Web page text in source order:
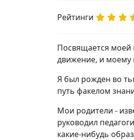
Рейтинги
Посвящается моей
движение, и моему
Я был рожден во
путь факелом
Мои родители -
руководил
какие-нибудь